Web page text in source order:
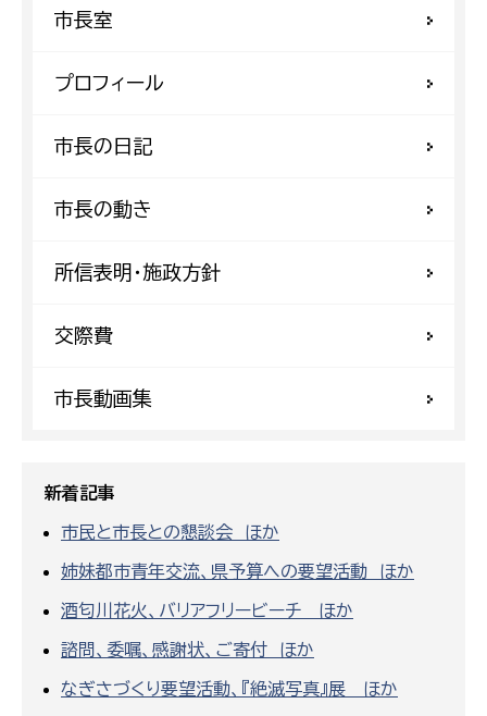
市長室
プロフィール
市長の日記
市長の動き
所信表明・施政方針
交際費
市長動画集
新着記事
市民と市長との懇談会 ほか
姉妹都市青年交流、県予算への要望活動 ほか
酒匂川花火、バリアフリービーチ ほか
諮問、委嘱、感謝状、ご寄付 ほか
なぎさづくり要望活動、『絶滅写真』展 ほか